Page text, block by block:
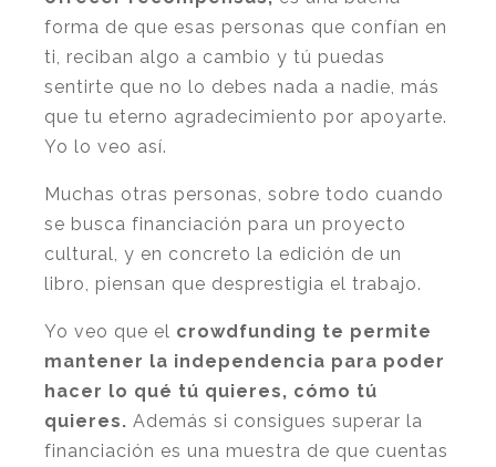
forma de que esas personas que confían en
ti, reciban algo a cambio y tú puedas
sentirte que no lo debes nada a nadie, más
que tu eterno agradecimiento por apoyarte.
Yo lo veo así.
Muchas otras personas, sobre todo cuando
se busca financiación para un proyecto
cultural, y en concreto la edición de un
libro, piensan que desprestigia el trabajo.
Yo veo que el crowdfunding te permite
mantener la independencia para poder
hacer lo qué tú quieres, cómo tú
quieres. Además si consigues superar la
financiación es una muestra de que cuentas